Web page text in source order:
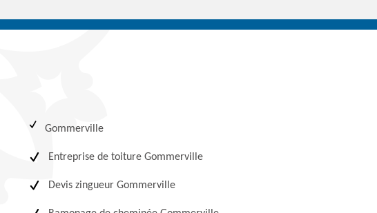
Gommerville
Entreprise de toiture Gommerville
Devis zingueur Gommerville